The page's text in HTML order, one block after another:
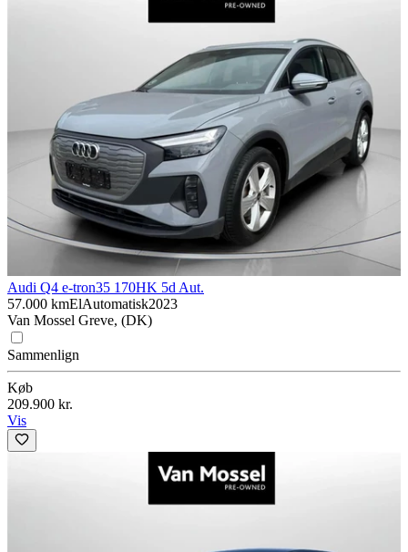
Audi Q4 e-tron35 170HK 5d Aut.
57.000 kmElAutomatisk2023
Van Mossel Greve, (DK)
Sammenlign
Køb
209.900 kr.
Vis